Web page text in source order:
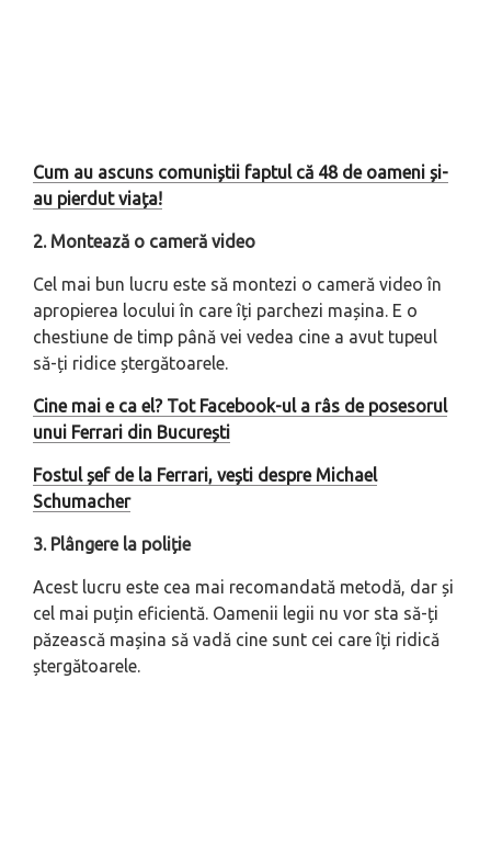
Cum au ascuns comuniștii faptul că 48 de oameni și-
au pierdut viața!
2. Montează o cameră video
Cel mai bun lucru este să montezi o cameră video în
apropierea locului în care îți parchezi mașina. E o
chestiune de timp până vei vedea cine a avut tupeul
să-ți ridice ștergătoarele.
Cine mai e ca el? Tot Facebook-ul a râs de posesorul
unui Ferrari din București
Fostul șef de la Ferrari, vești despre Michael
Schumacher
3. Plângere la poliție
Acest lucru este cea mai recomandată metodă, dar și
cel mai puțin eficientă. Oamenii legii nu vor sta să-ți
păzească mașina să vadă cine sunt cei care îți ridică
ștergătoarele.